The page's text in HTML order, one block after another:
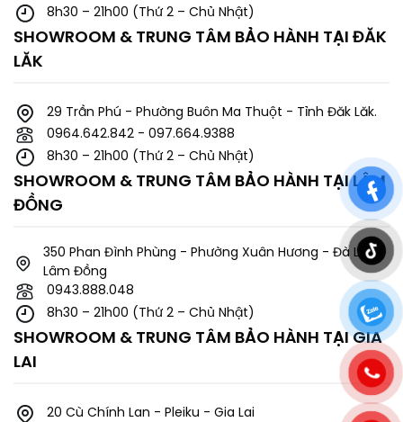
8h30 – 21h00 (Thứ 2 – Chủ Nhật)
SHOWROOM & TRUNG TÂM BẢO HÀNH TẠI ĐĂK
LĂK
29 Trần Phú - Phường Buôn Ma Thuột - Tỉnh Đăk Lăk.
0964.642.842 - 097.664.9388
8h30 – 21h00 (Thứ 2 – Chủ Nhật)
SHOWROOM & TRUNG TÂM BẢO HÀNH TẠI LÂM
ĐỒNG
350 Phan Đình Phùng - Phường Xuân Hương - Đà Lạt -
Lâm Đồng
0943.888.048
8h30 – 21h00 (Thứ 2 – Chủ Nhật)
SHOWROOM & TRUNG TÂM BẢO HÀNH TẠI GIA
LAI
20 Cù Chính Lan - Pleiku - Gia Lai